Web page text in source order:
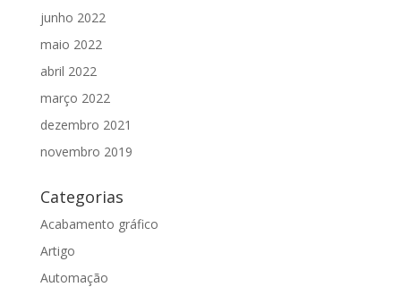
junho 2022
maio 2022
abril 2022
março 2022
dezembro 2021
novembro 2019
Categorias
Acabamento gráfico
Artigo
Automação